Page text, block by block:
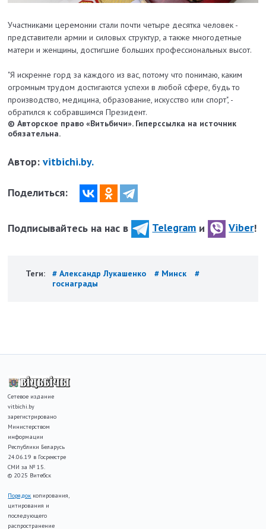
Участниками церемонии стали почти четыре десятка человек -
представители армии и силовых структур, а также многодетные
матери и женщины, достигшие больших профессиональных высот.
"Я искренне горд за каждого из вас, потому что понимаю, каким
огромным трудом достигаются успехи в любой сфере, будь то
производство, медицина, образование, искусство или спорт", -
обратился к собравшимся Президент.
© Авторское право «Витьбичи». Гиперссылка на источник
обязательна.
Автор:vitbichi.by.
Поделиться:
Подписывайтесь на нас в Telegram и Viber!
Теги: # Александр Лукашенко # Минск
#
госнаграды
Сетевое издание
vitbichi.by
зарегистрировано
Министерством
информации
Республики Беларусь
24.06.19 в Госреестре
СМИ за № 15.
© 2025 Витебск
Порядок копирования,
цитирования и
последующего
распространение